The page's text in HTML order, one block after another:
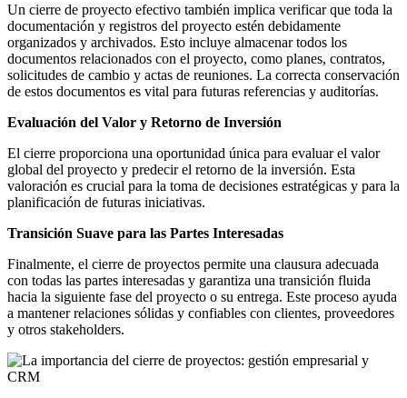
Un cierre de proyecto efectivo también implica verificar que toda la
documentación y registros del proyecto estén debidamente
organizados y archivados. Esto incluye almacenar todos los
documentos relacionados con el proyecto, como planes, contratos,
solicitudes de cambio y actas de reuniones. La correcta conservación
de estos documentos es vital para futuras referencias y auditorías.
Evaluación del Valor y Retorno de Inversión
El cierre proporciona una oportunidad única para evaluar el valor
global del proyecto y predecir el retorno de la inversión. Esta
valoración es crucial para la toma de decisiones estratégicas y para la
planificación de futuras iniciativas.
Transición Suave para las Partes Interesadas
Finalmente, el cierre de proyectos permite una clausura adecuada
con todas las partes interesadas y garantiza una transición fluida
hacia la siguiente fase del proyecto o su entrega. Este proceso ayuda
a mantener relaciones sólidas y confiables con clientes, proveedores
y otros stakeholders.